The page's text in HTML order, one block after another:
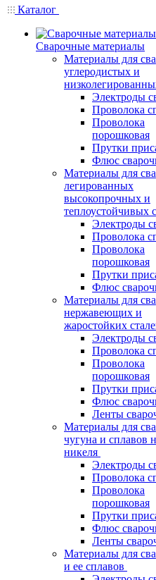
Каталог
Сварочные материалы
Материалы для
углеродистых и
Электроды
Проволока
Проволока
порошковая
Прутки
Флюс
Материалы для
легированных
высокопрочных и
теплоустойчивых
Электроды
Проволока
Проволока
порошковая
Прутки
Флюс
Материалы для
нержавеющих и
жаростойких
Электроды
Проволока
Проволока
порошковая
Прутки
Флюс
Ленты
Материалы для
чугуна и сплавов
никеля
Электроды
Проволока
Проволока
порошковая
Прутки
Флюс
Ленты
Материалы для
и ее сплавов